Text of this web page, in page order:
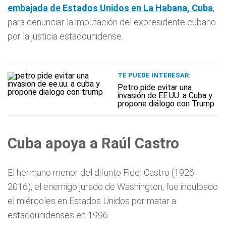
embajada de Estados Unidos en La Habana, Cuba,
para denunciar la imputación del expresidente cubano
por la justicia estadounidense.
TE PUEDE INTERESAR:
Petro pide evitar una
invasión de EE.UU. a Cuba y
propone diálogo con Trump
Cuba apoya a Raúl Castro
El hermano menor del difunto Fidel Castro (1926-
2016), el enemigo jurado de Washington, fue inculpado
el miércoles en Estados Unidos por matar a
estadounidenses en 1996.